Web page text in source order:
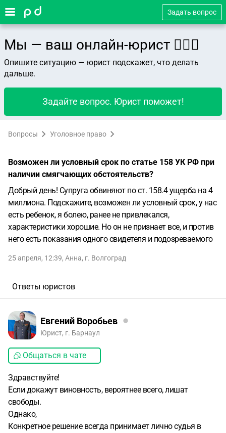
Задать вопрос
Мы — ваш онлайн-юрист 👨🏻‍⚖️
Опишите ситуацию — юрист подскажет, что делать
дальше.
Задайте вопрос. Юрист поможет!
Вопросы Уголовное право
Возможен ли условный срок по статье 158 УК РФ при
наличии смягчающих обстоятельств?
Добрый день! Супруга обвиняют по ст. 158.4 ущерба на 4
миллиона. Подскажите, возможен ли условный срок, у нас
есть ребенок, я болею, ранее не привлекался,
характеристики хорошие. Но он не признает все, и против
него есть показания одного свидетеля и подозреваемого
25 апреля, 12:39, Анна, г. Волгоград
Ответы юристов
Евгений Воробьев
Юрист, г. Барнаул
Общаться в чате
Здравствуйте!
Если докажут виновность, вероятнее всего, лишат
свободы.
Однако,
Конкретное решение всегда принимает лично судья в